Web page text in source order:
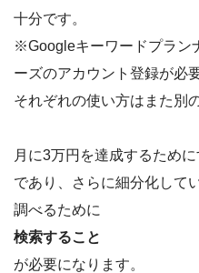
十分です。
※Googleキーワードプラン
ーズのアカウント登録が必
それぞれの使い方はまた別
月に3万円を達成するため
であり、さらに細分化して
調べるために
検索すること
が必要になります。